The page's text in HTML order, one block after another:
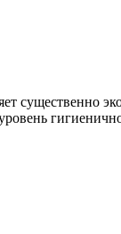
существенно